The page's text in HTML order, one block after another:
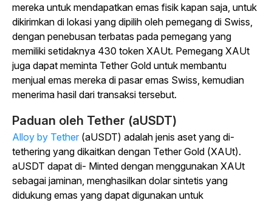
mereka untuk mendapatkan emas fisik kapan saja, untuk
dikirimkan di lokasi yang dipilih oleh pemegang di Swiss,
dengan penebusan terbatas pada pemegang yang
memiliki setidaknya 430 token XAUt. Pemegang XAUt
juga dapat meminta Tether Gold untuk membantu
menjual emas mereka di pasar emas Swiss, kemudian
menerima hasil dari transaksi tersebut.
Paduan oleh Tether (aUSDT)
Alloy by Tether (aUSDT) adalah jenis aset yang di-
tethering yang dikaitkan dengan Tether Gold (XAUt).
aUSDT dapat di- Minted dengan menggunakan XAUt
sebagai jaminan, menghasilkan dolar sintetis yang
didukung emas yang dapat digunakan untuk